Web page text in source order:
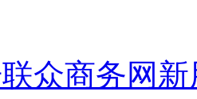
众商务网